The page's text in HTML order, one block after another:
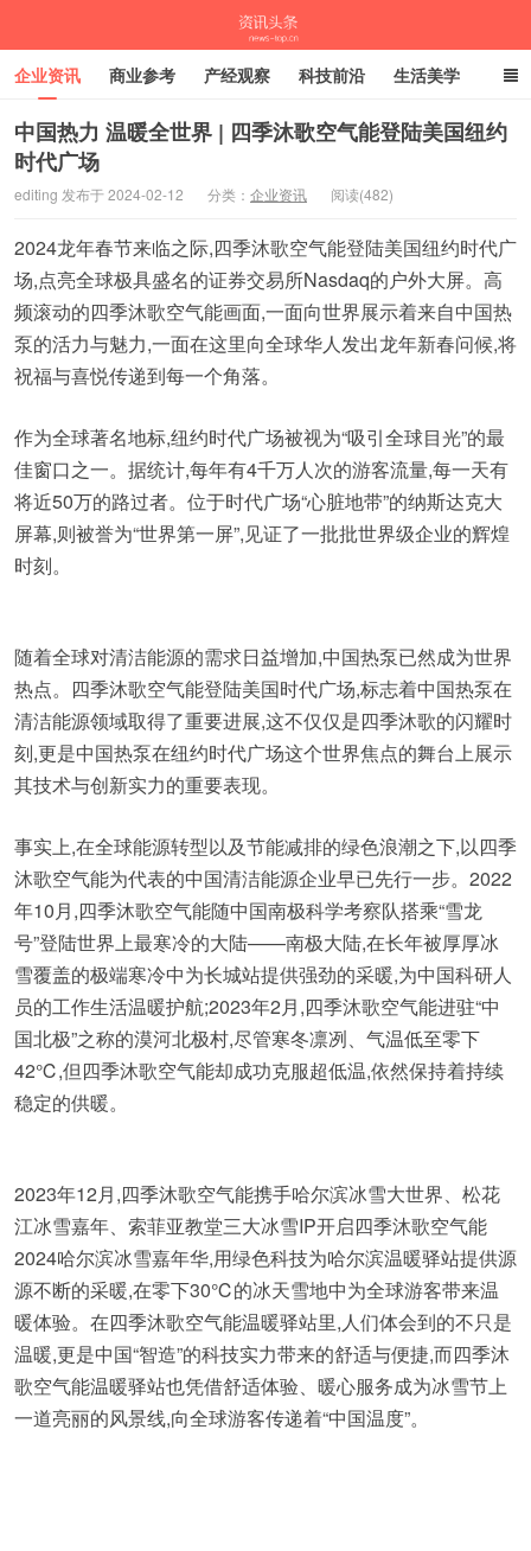
资讯头条
企业资讯 商业参考 产经观察 科技前沿 生活美学
时尚潮流 母婴亲子 专栏
中国热力 温暖全世界 | 四季沐歌空气能登陆美国纽约
时代广场
editing 发布于 2024-02-12 分类： 企业资讯 阅读(482)
2024龙年春节来临之际,四季沐歌空气能登陆美国纽约时代广
场,点亮全球极具盛名的证券交易所Nasdaq的户外大屏。高
频滚动的四季沐歌空气能画面,一面向世界展示着来自中国热
泵的活力与魅力,一面在这里向全球华人发出龙年新春问候,将
祝福与喜悦传递到每一个角落。
作为全球著名地标,纽约时代广场被视为“吸引全球目光”的最
佳窗口之一。据统计,每年有4千万人次的游客流量,每一天有
将近50万的路过者。位于时代广场“心脏地带”的纳斯达克大
屏幕,则被誉为“世界第一屏”,见证了一批批世界级企业的辉煌
时刻。
随着全球对清洁能源的需求日益增加,中国热泵已然成为世界
热点。四季沐歌空气能登陆美国时代广场,标志着中国热泵在
清洁能源领域取得了重要进展,这不仅仅是四季沐歌的闪耀时
刻,更是中国热泵在纽约时代广场这个世界焦点的舞台上展示
其技术与创新实力的重要表现。
事实上,在全球能源转型以及节能减排的绿色浪潮之下,以四季
沐歌空气能为代表的中国清洁能源企业早已先行一步。2022
年10月,四季沐歌空气能随中国南极科学考察队搭乘“雪龙
号”登陆世界上最寒冷的大陆——南极大陆,在长年被厚厚冰
雪覆盖的极端寒冷中为长城站提供强劲的采暖,为中国科研人
员的工作生活温暖护航;2023年2月,四季沐歌空气能进驻“中
国北极”之称的漠河北极村,尽管寒冬凛冽、气温低至零下
42℃,但四季沐歌空气能却成功克服超低温,依然保持着持续
稳定的供暖。
2023年12月,四季沐歌空气能携手哈尔滨冰雪大世界、松花
江冰雪嘉年、索菲亚教堂三大冰雪IP开启四季沐歌空气能
2024哈尔滨冰雪嘉年华,用绿色科技为哈尔滨温暖驿站提供源
源不断的采暖,在零下30℃的冰天雪地中为全球游客带来温
暖体验。在四季沐歌空气能温暖驿站里,人们体会到的不只是
温暖,更是中国“智造”的科技实力带来的舒适与便捷,而四季沐
歌空气能温暖驿站也凭借舒适体验、暖心服务成为冰雪节上
一道亮丽的风景线,向全球游客传递着“中国温度”。